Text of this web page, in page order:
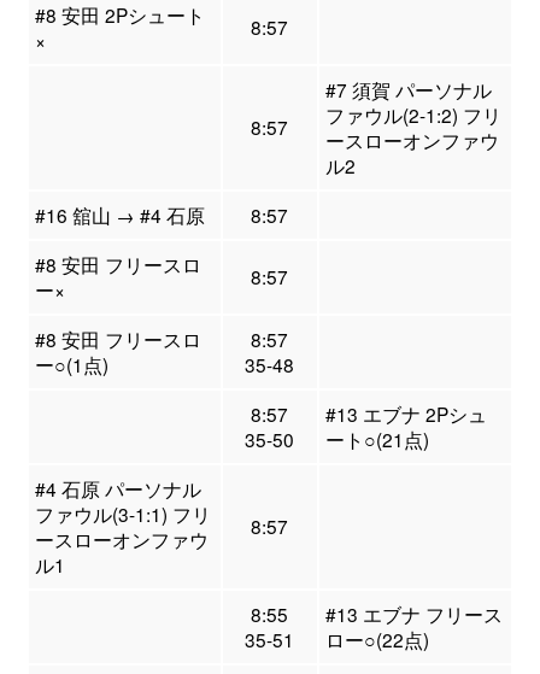
#8 安田 2Pシュート
×
8:57
8:57
#7 須賀 パーソナル
ファウル(2-1:2) フリ
ースローオンファウ
ル2
#16 舘山 → #4 石原
8:57
#8 安田 フリースロ
ー×
8:57
#8 安田 フリースロ
ー○(1点)
8:57
35-48
8:57
35-50
#13 エブナ 2Pシュ
ート○(21点)
#4 石原 パーソナル
ファウル(3-1:1) フリ
ースローオンファウ
ル1
8:57
8:55
35-51
#13 エブナ フリース
ロー○(22点)